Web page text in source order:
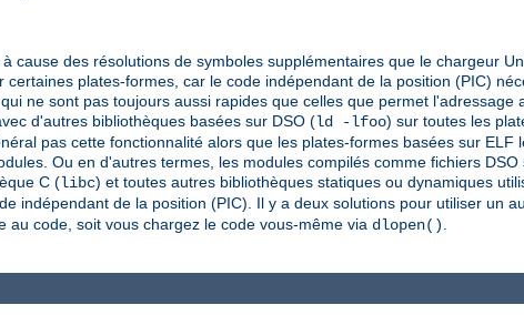
cause des résolutions de symboles supplémentaires que le chargeur
plates-formes, car le code indépendant de la position (PIC)
ne sont pas toujours aussi rapides que celles que permet l'adressage
d'autres bibliothèques basées sur DSO (ld -lfoo) sur toutes les
pas cette fonctionnalité alors que les plates-formes basées sur ELF
Ou en d'autres termes, les modules compilés comme fichiers
C (libc) et toutes autres bibliothèques statiques ou dynamiques
indépendant de la position (PIC). Il y a deux solutions pour utiliser un
code, soit vous chargez le code vous-même via dlopen()